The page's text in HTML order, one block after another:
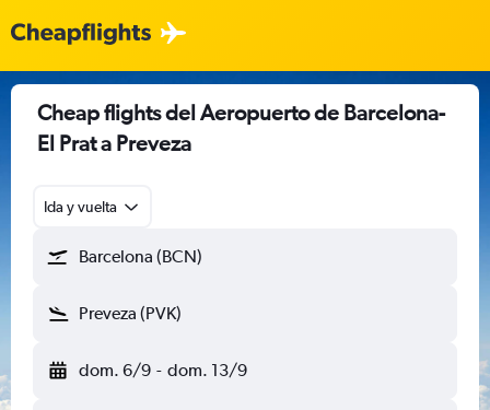
Cheap flights del Aeropuerto de Barcelona-
El Prat a Preveza
Ida y vuelta
Barcelona (BCN)
Preveza (PVK)
dom. 6/9 - dom. 13/9